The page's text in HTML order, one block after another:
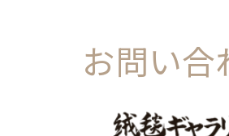
お問い合